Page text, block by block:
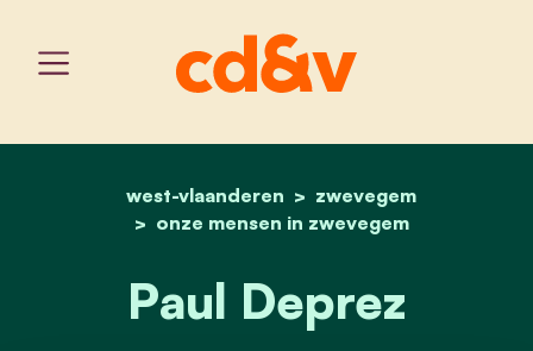
home
west-vlaanderen
zwevegem
onze mensen in zwevegem
paul deprez
Paul Deprez